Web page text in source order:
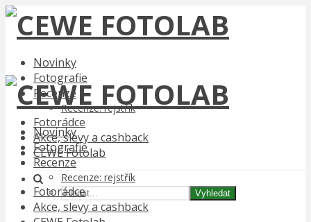
Novinky
Fotografie
Recenze
Recenze: rejstřík
Fotorádce
Akce, slevy a cashback
CEWE Fotolab
Vyhledat
Novinky
Fotografie
Recenze
Recenze: rejstřík
Fotorádce
Akce, slevy a cashback